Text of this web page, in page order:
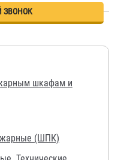
ЗВОНОК
шкафам и
(ШПК)